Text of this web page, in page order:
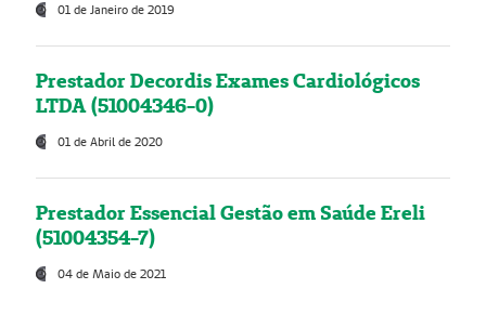
01 de Janeiro de 2019
Prestador Decordis Exames Cardiológicos
LTDA (51004346-0)
01 de Abril de 2020
Prestador Essencial Gestão em Saúde Ereli
(51004354-7)
04 de Maio de 2021